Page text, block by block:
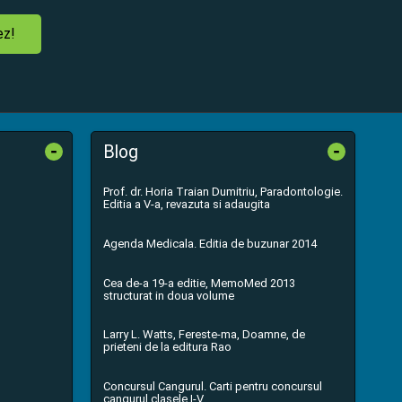
- Blog -
Prof. dr. Horia Traian Dumitriu, Paradontologie.
Editia a V-a, revazuta si adaugita
Agenda Medicala. Editia de buzunar 2014
Cea de-a 19-a editie, MemoMed 2013
structurat in doua volume
Larry L. Watts, Fereste-ma, Doamne, de
prieteni de la editura Rao
Concursul Cangurul. Carti pentru concursul
cangurul clasele I-V